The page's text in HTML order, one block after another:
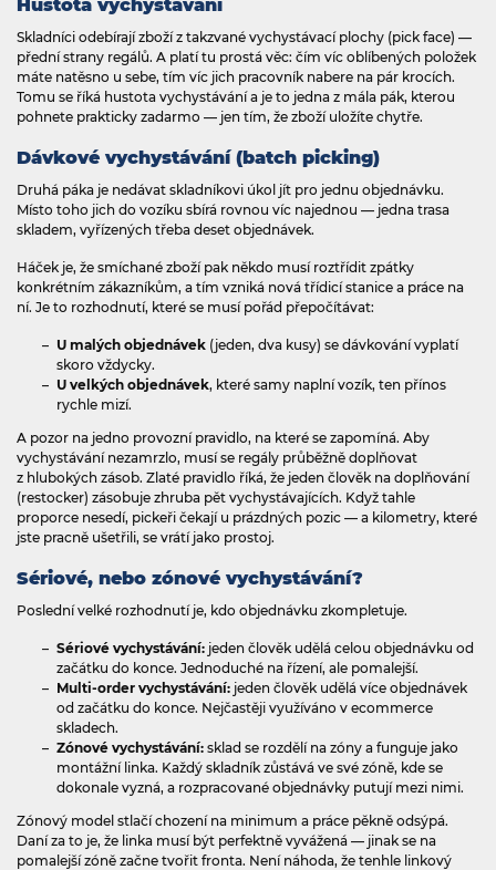
Hustota vychystávání
Skladníci odebírají zboží z takzvané vychystávací plochy (pick face) —
přední strany regálů. A platí tu prostá věc: čím víc oblíbených položek
máte natěsno u sebe, tím víc jich pracovník nabere na pár krocích.
Tomu se říká hustota vychystávání a je to jedna z mála pák, kterou
pohnete prakticky zadarmo — jen tím, že zboží uložíte chytře.
Dávkové vychystávání (batch picking)
Druhá páka je nedávat skladníkovi úkol jít pro jednu objednávku.
Místo toho jich do vozíku sbírá rovnou víc najednou — jedna trasa
skladem, vyřízených třeba deset objednávek.
Háček je, že smíchané zboží pak někdo musí roztřídit zpátky
konkrétním zákazníkům, a tím vzniká nová třídicí stanice a práce na
ní. Je to rozhodnutí, které se musí pořád přepočítávat:
U malých objednávek (jeden, dva kusy) se dávkování vyplatí
skoro vždycky.
U velkých objednávek, které samy naplní vozík, ten přínos
rychle mizí.
A pozor na jedno provozní pravidlo, na které se zapomíná. Aby
vychystávání nezamrzlo, musí se regály průběžně doplňovat
z hlubokých zásob. Zlaté pravidlo říká, že jeden člověk na doplňování
(restocker) zásobuje zhruba pět vychystávajících. Když tahle
proporce nesedí, pickeři čekají u prázdných pozic — a kilometry, které
jste pracně ušetřili, se vrátí jako prostoj.
Sériové, nebo zónové vychystávání?
Poslední velké rozhodnutí je, kdo objednávku zkompletuje.
Sériové vychystávání: jeden člověk udělá celou objednávku od
začátku do konce. Jednoduché na řízení, ale pomalejší.
Multi‍-‍order vychystávání: jeden člověk udělá více objednávek
od začátku do konce. Nejčastěji využíváno v ecommerce
skladech.
Zónové vychystávání: sklad se rozdělí na zóny a funguje jako
montážní linka. Každý skladník zůstává ve své zóně, kde se
dokonale vyzná, a rozpracované objednávky putují mezi nimi.
Zónový model stlačí chození na minimum a práce pěkně odsýpá.
Daní za to je, že linka musí být perfektně vyvážená — jinak se na
pomalejší zóně začne tvořit fronta. Není náhoda, že tenhle linkový